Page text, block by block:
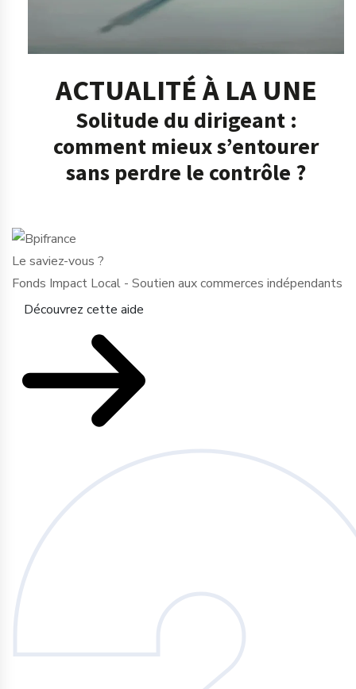
ACTUALITÉ À LA UNE
Solitude du dirigeant :
comment mieux s’entourer
sans perdre le contrôle ?
Le saviez-vous ?
Fonds Impact Local - Soutien aux commerces indépendants
Découvrez cette aide